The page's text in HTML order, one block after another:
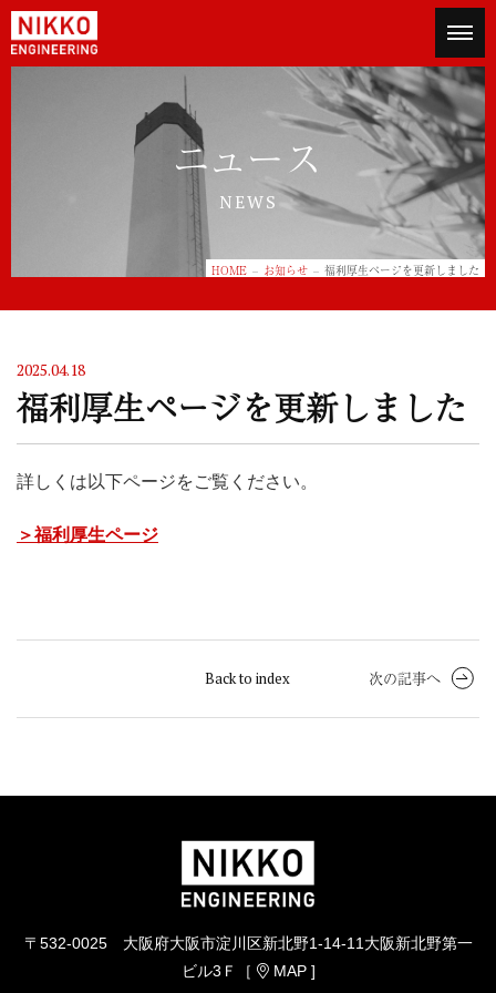
ニッコ
ニュース
NEWS
HOME お知らせ 福利厚生ページを更新しました
2025.04.18
福利厚生ページを更新しました
詳しくは以下ページをご覧ください。
＞福利厚生ページ
Back to index 次の記事へ
〒532-0025 大阪府大阪市淀川区新北野1-14-11大阪新北野第一
ビル3Ｆ［
MAP]